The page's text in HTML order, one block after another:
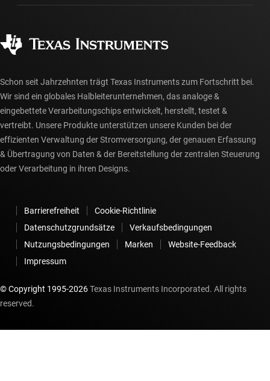
myTI-Konto FAQs
Häufig gestellte Fragen zu Bestellungen
Schon seit Jahrzehnten trägt Texas Instruments zum Fortschritt bei.
Wir sind ein globales Halbleiterunternehmen, das analoge &
eingebettete Verarbeitungschips entwickelt, herstellt, testet &
vertreibt. Unsere Produkte unterstützen unsere Kunden bei der
effizienten Verwaltung der Stromversorgung, der genauen Erfassung
& Übertragung von Daten & der Bereitstellung der zentralen Steuerung
oder Verarbeitung in ihren Designs.
Barrierefreiheit
Cookie-Richtlinie
Datenschutzgrundsätze
Verkaufsbedingungen
Nutzungsbedingungen
Marken
Website-Feedback
Impressum
© Copyright 1995-2026Texas Instruments Incorporated. All rights
reserved.